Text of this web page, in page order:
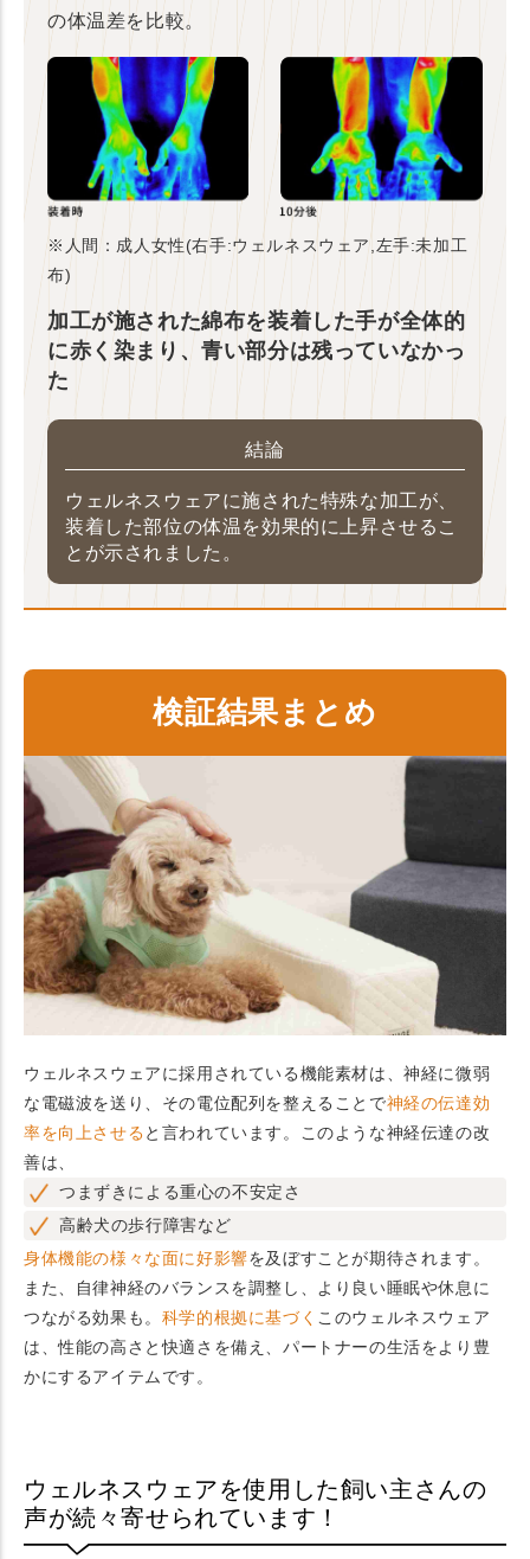
の体温差を比較。
※人間：成人女性(右手:ウェルネスウェア,左手:未加工
布)
加工が施された綿布を装着した手が全体的
に赤く染まり、青い部分は残っていなかっ
た
結論
ウェルネスウェアに施された特殊な加工が、
装着した部位の体温を効果的に上昇させるこ
とが示されました。
検証結果まとめ
ウェルネスウェアに採用されている機能素材は、神経に微弱
な電磁波を送り、その電位配列を整えることで神経の伝達効
率を向上させると言われています。このような神経伝達の改
善は、
つまずきによる重心の不安定さ
高齢犬の歩行障害など
身体機能の様々な面に好影響を及ぼすことが期待されます。
また、自律神経のバランスを調整し、より良い睡眠や休息に
つながる効果も。 科学的根拠に基づく このウェルネスウェア
は、性能の高さと快適さを備え、パートナーの生活をより豊
かにするアイテムです。
ウェルネスウェアを使用した飼い主さんの
声が続々寄せられています！